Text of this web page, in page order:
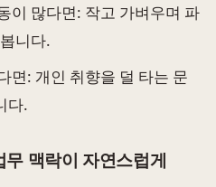
이 많다면: 작고 가벼우며 파
니다.
면: 개인 취향을 덜 타는 문
다.
맥락이 자연스럽게